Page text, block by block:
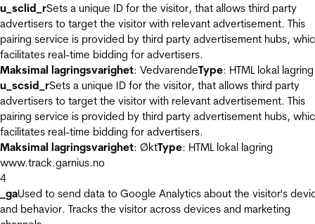
u_sclid_rSets a unique ID for the visitor, that allows third party
advertisers to target the visitor with relevant advertisement. This
pairing service is provided by third party advertisement hubs,
facilitates real-time bidding for advertisers.
Maksimal lagringsvarighet: VedvarendeType: HTML lokal lagring
u_scsid_rSets a unique ID for the visitor, that allows third party
advertisers to target the visitor with relevant advertisement. This
pairing service is provided by third party advertisement hubs,
facilitates real-time bidding for advertisers.
Maksimal lagringsvarighet: ØktType: HTML lokal lagring
www.track.garnius.no
4
_gaUsed to send data to Google Analytics about the visitor's
and behavior. Tracks the visitor across devices and marketing